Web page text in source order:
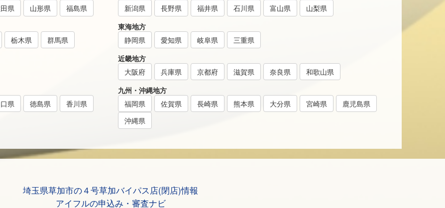
県 山形県 福島県
新潟県
長野県 福井県 石川県 富山県
山梨県
栃木県
群馬県
東海地方
静岡県
愛知県 岐阜県
三重県
近畿地方
大阪府
兵庫県 京都府 滋賀県 奈良県
和歌山県
県 徳島県
香川県
九州・沖縄地方
福岡県
佐賀県 長崎県 熊本県 大分県 宮崎県
鹿児島県
沖縄県
埼玉県草加市の４号草加バイパス店(閉店)情報
アイフルの申込み・審査ナビ